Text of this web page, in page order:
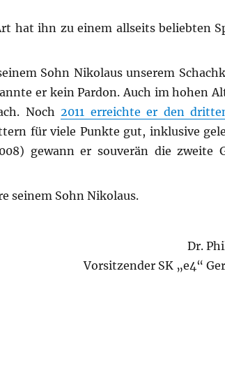
hat ihn zu einem allseits beliebten
Sohn Nikolaus unserem
er kein Pardon. Auch im hohen
Noch 2011 erreichte er den
für viele Punkte gut, inklusive
gewann er souverän die zweite
seinem Sohn Nikolaus.
Dr.
Vorsitzender SK „e4“